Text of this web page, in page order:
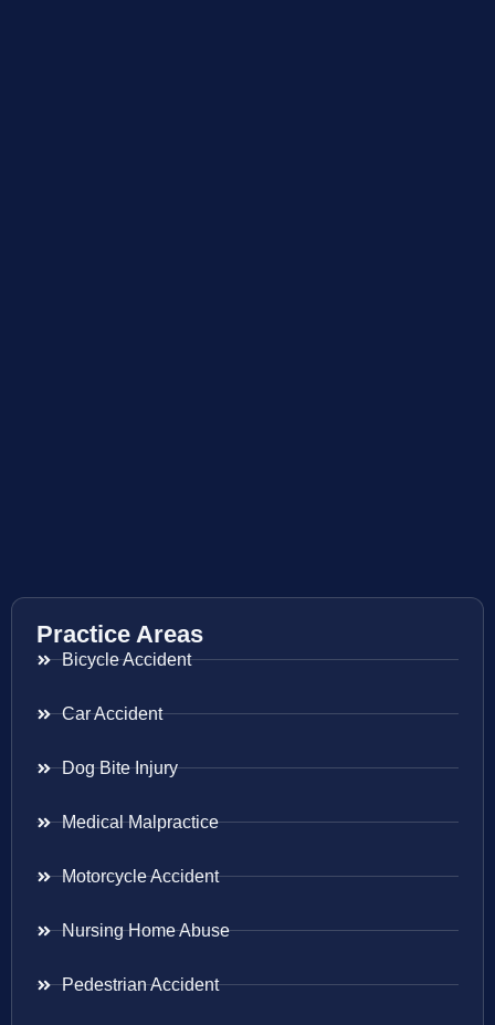
Practice Areas
Bicycle Accident
Car Accident
Dog Bite Injury
Medical Malpractice
Motorcycle Accident
Nursing Home Abuse
Pedestrian Accident